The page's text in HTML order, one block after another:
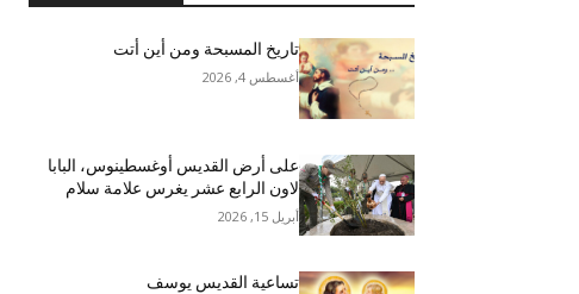
تاريخ المسبحة ومن أين أتت
أغسطس 4, 2026
على أرض القديس أوغسطينوس، البابا
لاون الرابع عشر يغرس علامة سلام
أبريل 15, 2026
تساعية القديس يوسف